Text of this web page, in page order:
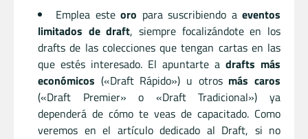
Emplea esteoro para suscribiendo aeventos
limitados de draft, siempre focalizándote en los
drafts de las colecciones que tengan cartas en las
que estés interesado. El apuntarte a drafts más
económicos («Draft Rápido») u otros más caros
(«Draft Premier» o «Draft Tradicional») ya
dependerá de cómo te veas de capacitado. Como
veremos en el artículo dedicado al Draft, si no